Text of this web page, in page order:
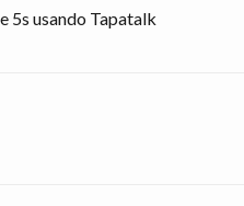
5s usando Tapatalk